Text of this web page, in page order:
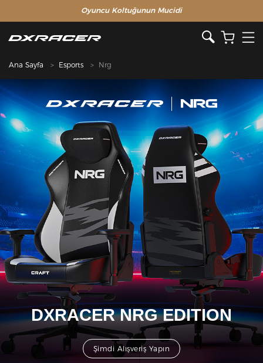
Oyuncu Koltuğunun Mucidi
Ana Sayfa Esports Nrg
DXRACER NRG EDITION
Şimdi Alışveriş Yapın